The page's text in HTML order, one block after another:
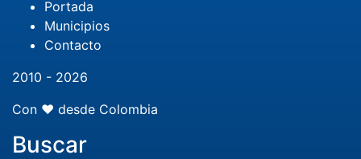
Portada
Municipios
Contacto
2010 - 2026
Con ❤️ desde Colombia
Buscar